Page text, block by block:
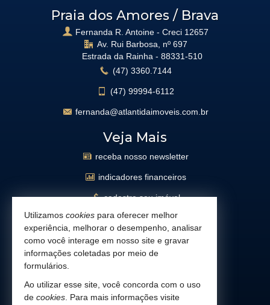
Praia dos Amores / Brava
Fernanda R. Antoine - Creci 12657
Av. Rui Barbosa, nº 697
Estrada da Rainha - 88331-510
(47) 3360.7144
(47) 99994-6112
fernanda@atlantidaimoveis.com.br
Veja Mais
receba nosso newsletter
indicadores financeiros
cadastre seu imóvel
imóveis favoritos
mapa de imóveis
busca imóveis
Facebook
Instagram
Utilizamos cookies para oferecer melhor
experiência, melhorar o desempenho, analisar
como você interage em nosso site e gravar
informações coletadas por meio de
formulários.
Ao utilizar esse site, você concorda com o uso
de cookies . Para mais informações visite